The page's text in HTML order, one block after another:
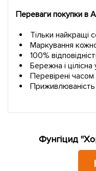
Переваги покупки в
Тільки найкращі
Маркування
100%
Бережна і цілісна
Перевірені
Приживлюваність
Фунгіцид